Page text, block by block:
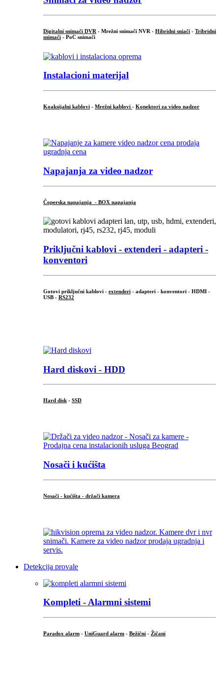
Digitalni snimači DVR - Mrežni snimači NVR - Hibridni sniači - Tribridni
snimači - PoC snimači
Instalacioni materijal
Koaksijalni kablovi - Mrežni kablovi - Konektori za video nadzor
Napajanja za video nadzor
Čoperska napajanja - BOX napajanja
Priključni kablovi - extenderi - adapteri -
konventori
Gotovi priključni kablovi - extenderi - adapteri - konventori - HDMI -
USB - RS232
Hard diskovi - HDD
Hard disk - SSD
Nosači i kućišta
Nosači - kućišta - držači kamera
Detekcija provale
Kompleti - Alarmni sistemi
Paradox alarm - UniGuard alarm - Bežični - Žičani